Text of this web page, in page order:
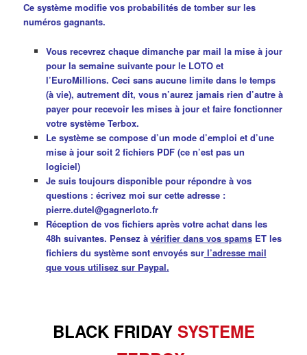
Ce système modifie vos probabilités de tomber sur les
numéros gagnants.
Vous recevrez chaque dimanche par mail la mise à jour
pour la semaine suivante pour le LOTO et
l’EuroMillions. Ceci sans aucune limite dans le temps
(à vie), autrement dit, vous n’aurez jamais rien d’autre à
payer pour recevoir les mises à jour et faire fonctionner
votre système Terbox.
Le système se compose d’un mode d’emploi et d’une
mise à jour soit 2 fichiers PDF (ce n’est pas un
logiciel)
Je suis toujours disponible pour répondre à vos
questions : écrivez moi sur cette adresse :
pierre.dutel@gagnerloto.fr
Réception de vos fichiers après votre achat dans les
48h suivantes. Pensez à vérifier dans vos spamsET les
fichiers du système sont envoyés surl’adresse mail
que vous utilisez sur Paypal.
BLACK FRIDAYSYSTEME